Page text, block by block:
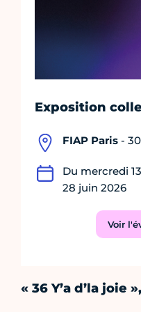
Exposition
FIAP Paris -
Du mercredi
28 juin 2026
Voir
« 36 Y’a d’la joie